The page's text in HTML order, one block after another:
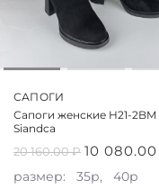
САПОГИ
Сапоги женские H21-2BM
Siandca
20 160.00₽ 10 080.00
размер: 35р, 40р